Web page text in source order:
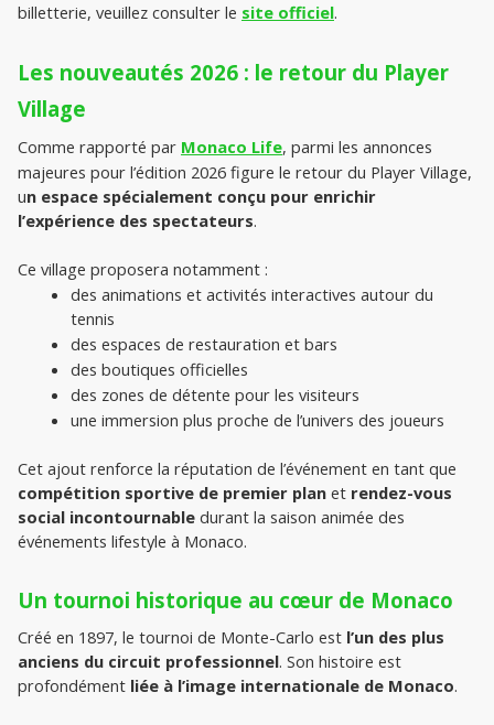
billetterie, veuillez consulter le site officiel.
Les nouveautés 2026 : le retour du Player
Village
Comme rapporté par Monaco Life, parmi les annonces
majeures pour l’édition 2026 figure le retour du Player Village,
un espace spécialement conçu pour enrichir
l’expérience des spectateurs.
Ce village proposera notamment :
des animations et activités interactives autour du
tennis
des espaces de restauration et bars
des boutiques officielles
des zones de détente pour les visiteurs
une immersion plus proche de l’univers des joueurs
compétition sportive de premier plan et rendez-vous
social incontournable durant la saison animée des
événements lifestyle à Monaco.
Un tournoi historique au cœur de Monaco
Créé en 1897, le tournoi de Monte-Carlo est l’un des plus
anciens du circuit professionnel. Son histoire est
profondément liée à l’image internationale de Monaco.